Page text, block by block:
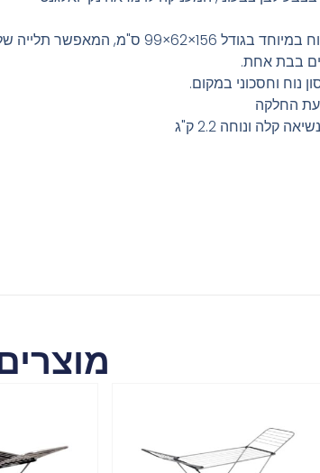
בעל מבנה יציב ומרווח במיוחד בגודל 156×62×99 ס"מ, המאפשר
בבת אחת.
נוח וחסכוני במקום.
החלקה
קלה ונוחה 2.2 ק"ג